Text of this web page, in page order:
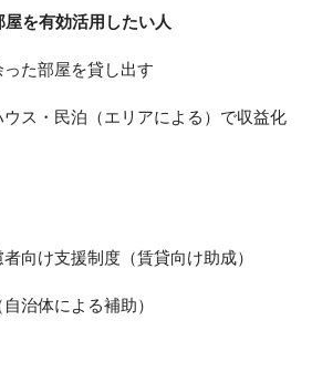
を有効活用したい人
った部屋を貸し出す
ウス・民泊（エリアによる）で収益化
向け支援制度（賃貸向け助成）
治体による補助）